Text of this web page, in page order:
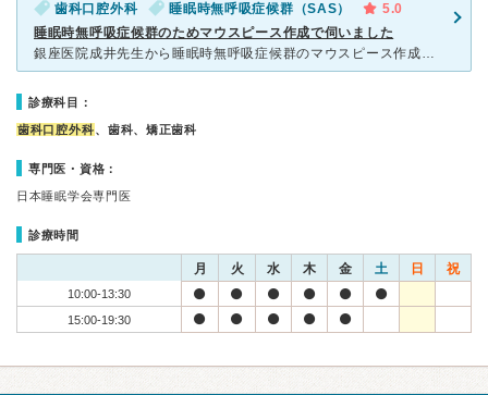
歯科口腔外科 睡眠時無呼吸症候群（SAS）
5.0
睡眠時無呼吸症候群のためマウスピース作成で伺いました
銀座医院成井先生から睡眠時無呼吸症候群のマウスピース作成のためご紹介いただいた病院です。 院長の小野澤先生含めたスタッフの方々は丁寧で安心して治療を進めることができました。 ■よかった点 ・説明
診療科目：
歯科口腔外科、歯科、矯正歯科
専門医・資格：
日本睡眠学会専門医
診療時間
月 火 水 木 金 土 日 祝
10:00-13:30
15:00-19:30